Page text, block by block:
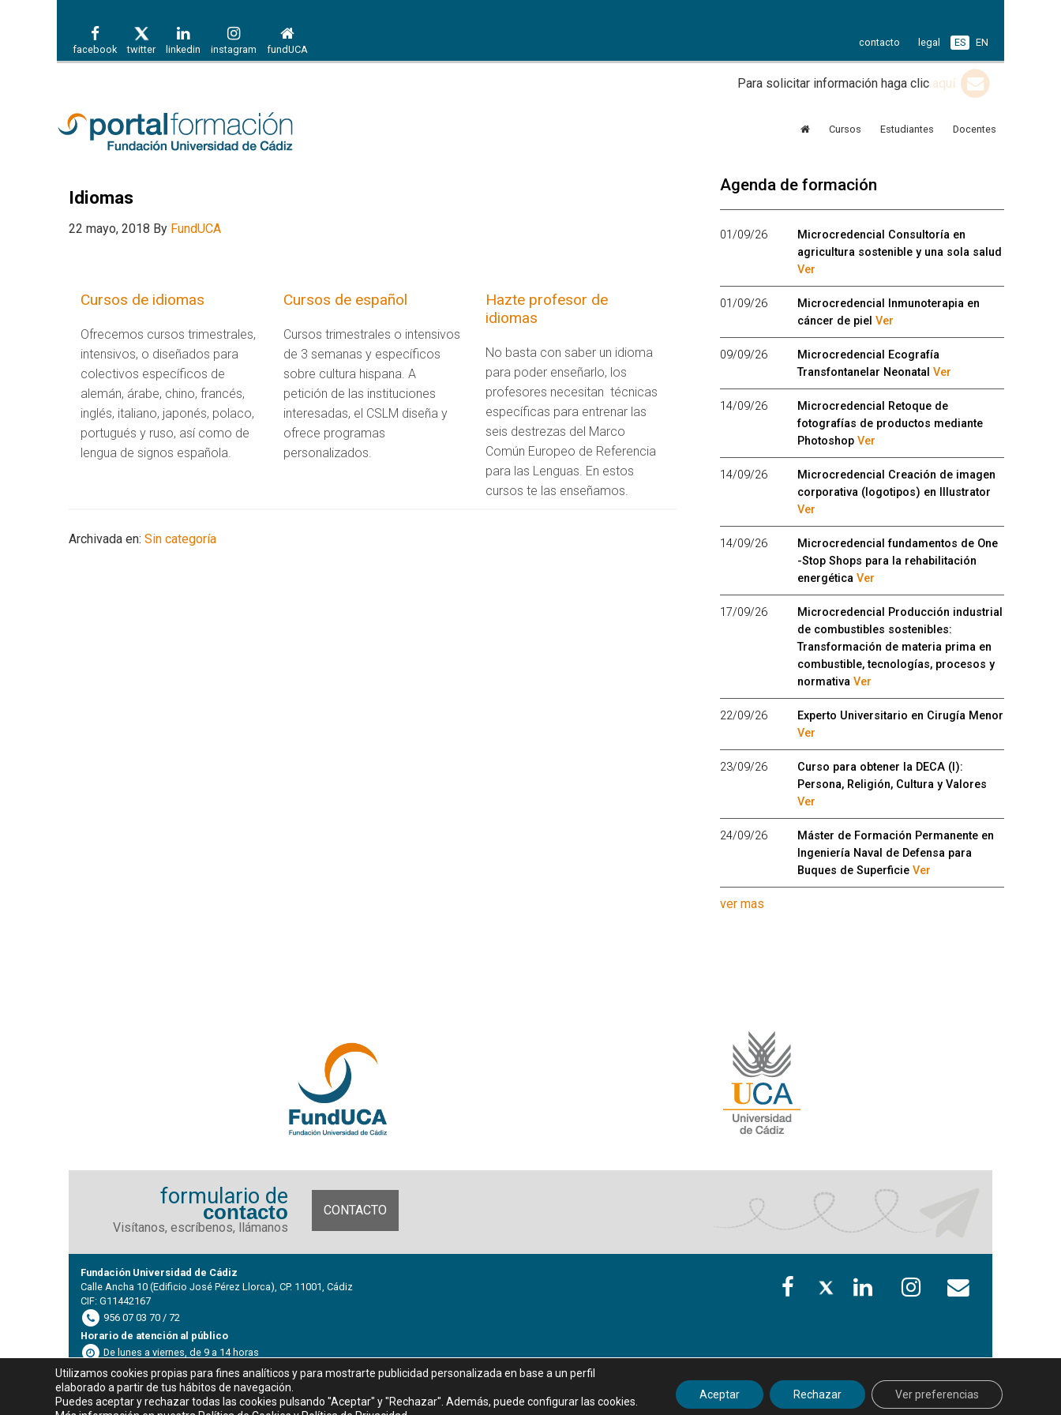
facebook twitter linkedin instagram fundUCA
contacto legal ES EN
Para solicitar información haga clic aquí
Cursos Estudiantes Docentes
Idiomas
22 mayo, 2018 By FundUCA
Cursos de idiomas
Ofrecemos cursos trimestrales,
intensivos, o diseñados para
colectivos específicos de
alemán, árabe, chino, francés,
inglés, italiano, japonés, polaco,
portugués y ruso, así como de
lengua de signos española.
Cursos de español
Cursos trimestrales o intensivos
de 3 semanas y específicos
sobre cultura hispana. A
petición de las instituciones
interesadas, el CSLM diseña y
ofrece programas
personalizados.
Hazte profesor de
idiomas
No basta con saber un idioma
para poder enseñarlo, los
profesores necesitan técnicas
específicas para entrenar las
seis destrezas del Marco
Común Europeo de Referencia
para las Lenguas. En estos
cursos te las enseñamos.
Archivada en: Sin categoría
Agenda de formación
01/09/26
Microcredencial Consultoría en
agricultura sostenible y una sola salud
Ver
01/09/26
Microcredencial Inmunoterapia en
cáncer de piel Ver
09/09/26
Microcredencial Ecografía
Transfontanelar Neonatal Ver
14/09/26
Microcredencial Retoque de
fotografías de productos mediante
Photoshop Ver
14/09/26
Microcredencial Creación de imagen
corporativa (logotipos) en Illustrator
Ver
14/09/26
Microcredencial fundamentos de One
-Stop Shops para la rehabilitación
energética Ver
17/09/26
Microcredencial Producción industrial
de combustibles sostenibles:
Transformación de materia prima en
combustible, tecnologías, procesos y
normativa Ver
22/09/26
Experto Universitario en Cirugía Menor
Ver
23/09/26
Curso para obtener la DECA (I):
Persona, Religión, Cultura y Valores
Ver
24/09/26
Máster de Formación Permanente en
Ingeniería Naval de Defensa para
Buques de Superficie Ver
ver mas
formulario de
contacto
Visítanos, escríbenos, llámanos
CONTACTO
Fundación Universidad de Cádiz
Calle Ancha 10 (Edificio José Pérez Llorca), CP. 11001, Cádiz
CIF: G11442167
956 07 03 70 / 72
Horario de atención al público
De lunes a viernes, de 9 a 14 horas
Utilizamos cookies propias para fines analíticos y para mostrarte publicidad personalizada en base a un perfil
elaborado a partir de tus hábitos de navegación.
Puedes aceptar y rechazar todas las cookies pulsando "Aceptar" y "Rechazar". Además, puede configurar las cookies.
Aceptar Rechazar Ver preferencias